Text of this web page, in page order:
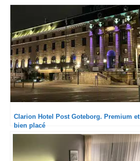
Clarion Hotel Post Goteborg. Premium et
bien placé